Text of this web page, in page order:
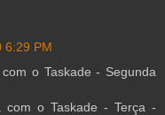
6:29 PM
o Taskade - Segunda
com o Taskade - Terça -